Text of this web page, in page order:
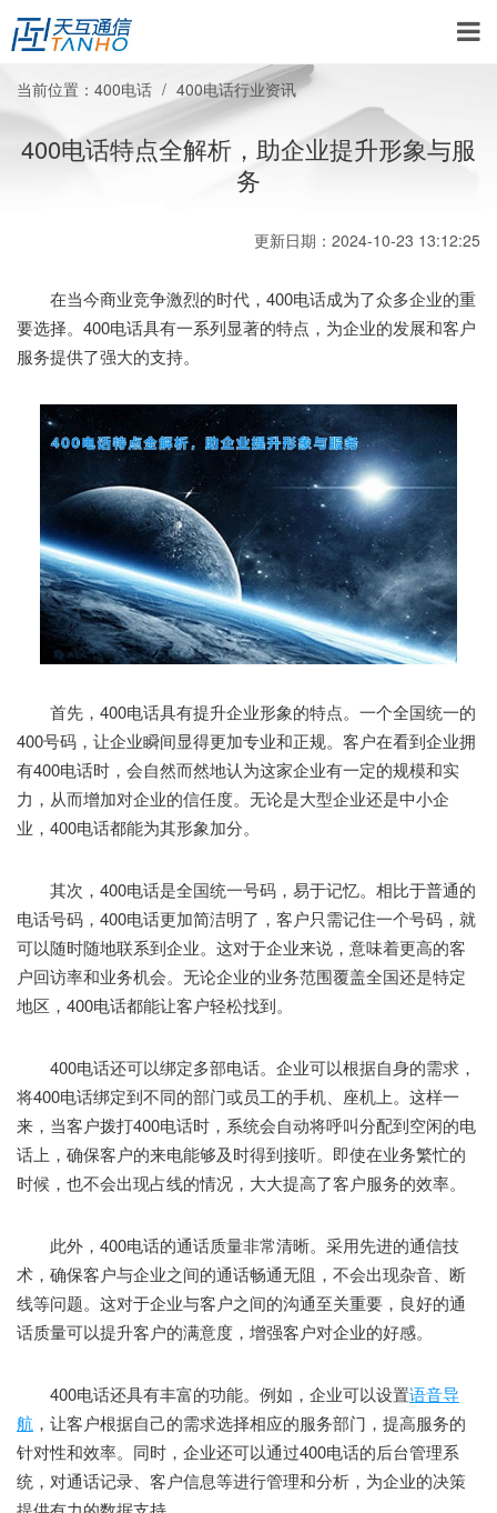
当前位置： 400电话 400电话行业资讯
400电话特点全解析，助企业提升形象与服
务
更新日期：2024-10-23 13:12:25
在当今商业竞争激烈的时代，400电话成为了众多企业的重
要选择。400电话具有一系列显著的特点，为企业的发展和客户
服务提供了强大的支持。
首先，400电话具有提升企业形象的特点。一个全国统一的
400号码，让企业瞬间显得更加专业和正规。客户在看到企业拥
有400电话时，会自然而然地认为这家企业有一定的规模和实
力，从而增加对企业的信任度。无论是大型企业还是中小企
业，400电话都能为其形象加分。
其次，400电话是全国统一号码，易于记忆。相比于普通的
电话号码，400电话更加简洁明了，客户只需记住一个号码，就
可以随时随地联系到企业。这对于企业来说，意味着更高的客
户回访率和业务机会。无论企业的业务范围覆盖全国还是特定
地区，400电话都能让客户轻松找到。
400电话还可以绑定多部电话。企业可以根据自身的需求，
将400电话绑定到不同的部门或员工的手机、座机上。这样一
来，当客户拨打400电话时，系统会自动将呼叫分配到空闲的电
话上，确保客户的来电能够及时得到接听。即使在业务繁忙的
时候，也不会出现占线的情况，大大提高了客户服务的效率。
此外，400电话的通话质量非常清晰。采用先进的通信技
术，确保客户与企业之间的通话畅通无阻，不会出现杂音、断
线等问题。这对于企业与客户之间的沟通至关重要，良好的通
话质量可以提升客户的满意度，增强客户对企业的好感。
400电话还具有丰富的功能。例如，企业可以设置语音导
航 ，让客户根据自己的需求选择相应的服务部门，提高服务的
针对性和效率。同时，企业还可以通过400电话的后台管理系
统，对通话记录、客户信息等进行管理和分析，为企业的决策